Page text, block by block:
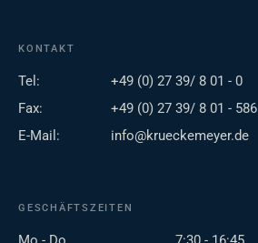
KONTAKT
Tel:
+49 (0) 27 39/ 8 01 - 0
Fax:
+49 (0) 27 39/ 8 01 - 586
E-Mail:
info@krueckemeyer.de
GESCHÄFTSZEITEN